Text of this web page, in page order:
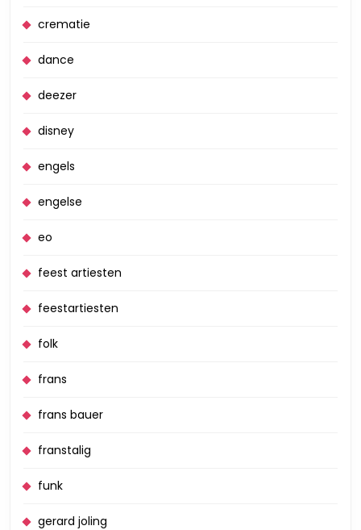
crematie
dance
deezer
disney
engels
engelse
eo
feest artiesten
feestartiesten
folk
frans
frans bauer
franstalig
funk
gerard joling